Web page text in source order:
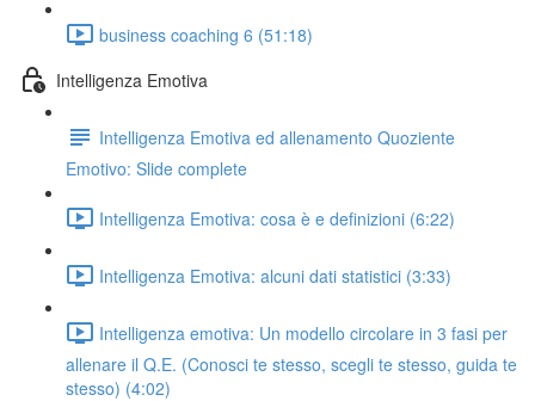
business coaching 6 (51:18)
Intelligenza Emotiva
Intelligenza Emotiva ed allenamento Quoziente
Emotivo: Slide complete
Intelligenza Emotiva: cosa è e definizioni (6:22)
Intelligenza Emotiva: alcuni dati statistici (3:33)
Intelligenza emotiva: Un modello circolare in 3 fasi per
allenare il Q.E. (Conosci te stesso, scegli te stesso, guida te
stesso) (4:02)